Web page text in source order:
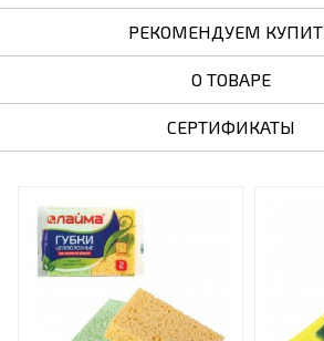
РЕКОМЕНДУЕМ
О ТОВАРЕ
СЕРТИФИКАТЫ